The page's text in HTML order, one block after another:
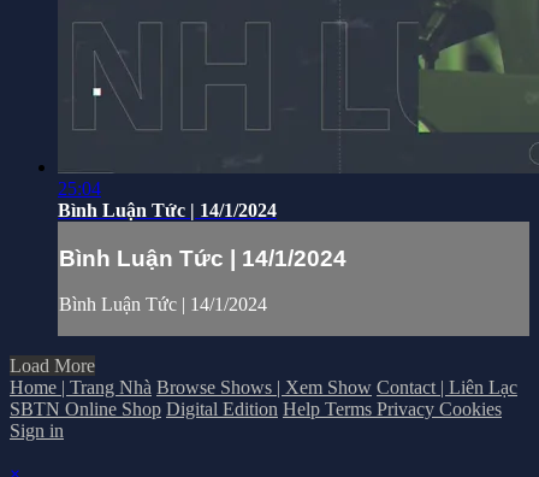
25:04
Bình Luận Tức | 14/1/2024
Bình Luận Tức | 14/1/2024
Bình Luận Tức | 14/1/2024
Load More
Home | Trang Nhà Browse Shows | Xem Show Contact | Liên Lạc
SBTN Online Shop Digital Edition Help Terms Privacy Cookies
Sign in